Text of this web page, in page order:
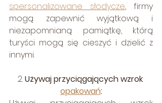
spersonalizowane słodycze, firmy
mogą zapewnić wyjątkową i
niezapomnianą pamiątkę, którą
turyści mogą się cieszyć i dzielić z
innymi.
2. Używaj przyciągających wzrok
opakowań: